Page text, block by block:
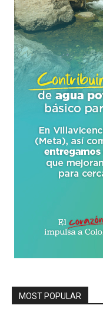
MOST POPULAR